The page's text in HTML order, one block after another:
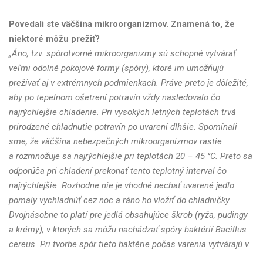
Povedali ste väčšina mikroorganizmov. Znamená to, že
niektoré môžu prežiť?
„Áno, tzv. spórotvorné mikroorganizmy sú schopné vytvárať
veľmi odolné pokojové formy (spóry), ktoré im umožňujú
prežívať aj v extrémnych podmienkach. Práve preto je dôležité,
aby po tepelnom ošetrení potravín vždy nasledovalo čo
najrýchlejšie chladenie. Pri vysokých letných teplotách trvá
prirodzené chladnutie potravín po uvarení dlhšie. Spomínali
sme, že väčšina nebezpečných mikroorganizmov rastie
a rozmnožuje sa najrýchlejšie pri teplotách 20 – 45 °C. Preto sa
odporúča pri chladení prekonať tento teplotný interval čo
najrýchlejšie. Rozhodne nie je vhodné nechať uvarené jedlo
pomaly vychladnúť cez noc a ráno ho vložiť do chladničky.
Dvojnásobne to platí pre jedlá obsahujúce škrob (ryža, pudingy
a krémy), v ktorých sa môžu nachádzať spóry baktérií Bacillus
cereus. Pri tvorbe spór tieto baktérie počas varenia vytvárajú v